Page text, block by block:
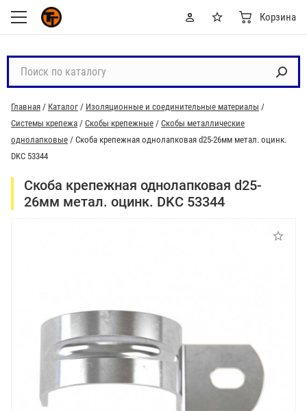
Корзина
с
к
п
о
к
т
Главная / Каталог / Изоляционные и соединительные материалы /
Системы крепежа / Скобы крепежные / Скобы металлические
однолапковые / Скоба крепежная однолапковая d25-26мм метал. оцинк.
DKC 53344
Скоба крепежная однолапковая d25-
26мм метал. оцинк. DKC 53344